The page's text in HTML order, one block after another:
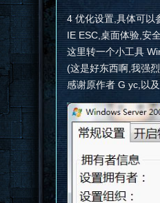
4 优化设置,具体可以
IE ESC,桌面体验,安
这里转一个小工具
(这是好东西啊,我强
感谢原作者 G yc,以